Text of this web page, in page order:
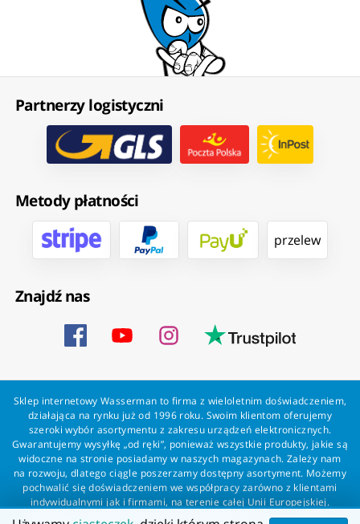
Partnerzy logistyczni
Metody płatności
przelew
Znajdź nas
Sklep internetowy Wasserman to firma z wieloletnim doświadczeniem,
działająca na rynku już od 1996 roku. Swoim klientom oferujemy
szeroki wybór asortymentu z zakresu urządzeń elektronicznych.
Gwarantujemy wysyłkę „od ręki”, ponieważ wszystkie produkty, jakie są
widoczne na stronie posiadamy w naszych magazynach. Zależy nam
na rozwoju, dlatego ciągle poszerzamy dostępny asortyment. Możemy
pochwalić się doświadczeniem we współpracy zarówno z klientami
indywidualnymi jak i firmami, na terenie całej Unii Europejskiej.
Zapewniamy profesjonalną obsługę każdego klienta oraz szybką i